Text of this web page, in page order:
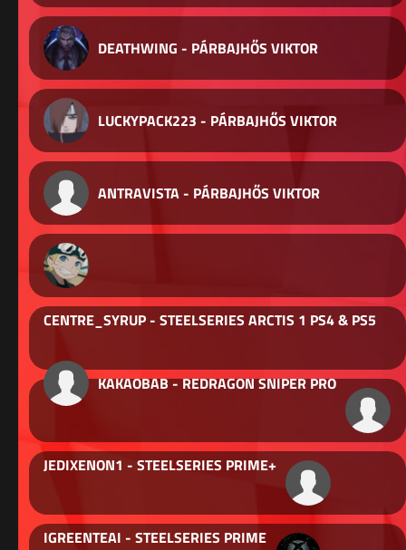
DEATHWING - PÁRBAJHŐS VIKTOR
LUCKYPACK223 - PÁRBAJHŐS VIKTOR
ANTRAVISTA - PÁRBAJHŐS VIKTOR
CENTRE_SYRUP - STEELSERIES ARCTIS 1 PS4 & PS5
KAKAOBAB - REDRAGON SNIPER PRO
JEDIXENON1 - STEELSERIES PRIME+
IGREENTEAI - STEELSERIES PRIME